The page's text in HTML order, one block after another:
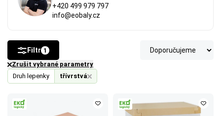
+420 499 979 797
info@eobaly.cz
Druh lepenky třívrstvá
Zrušit vybrané parametry
Filtr 1